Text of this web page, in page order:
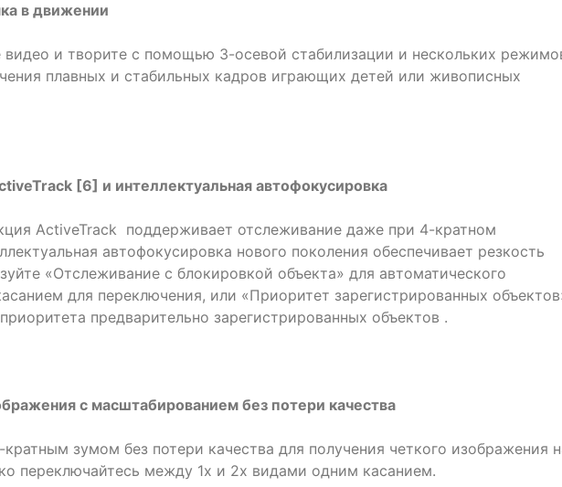
в движении
видео и творите с помощью 3-осевой стабилизации и нескольких
плавных и стабильных кадров играющих детей или живописных
[6] и интеллектуальная автофокусировка
ActiveTrack поддерживает отслеживание даже при 4-кратном
автофокусировка нового поколения обеспечивает резкость
«Отслеживание с блокировкой объекта» для автоматического
для переключения, или «Приоритет зарегистрированных
предварительно зарегистрированных объектов .
с масштабированием без потери качества
зумом без потери качества для получения четкого изображения
переключайтесь между 1x и 2x видами одним касанием.